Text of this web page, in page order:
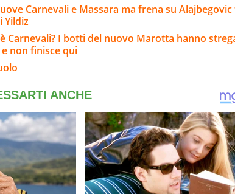
Carnevali e Massara ma frena su
Yildiz
Carnevali? I botti del nuovo Marotta hanno
non finisce qui